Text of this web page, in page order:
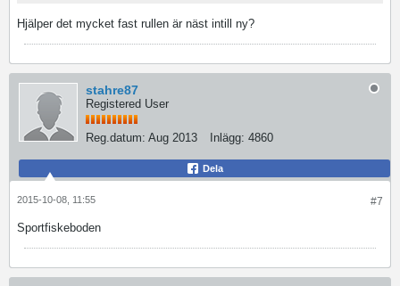
Hjälper det mycket fast rullen är näst intill ny?
stahre87
Registered User
Reg.datum: Aug 2013 Inlägg: 4860
Dela
#7
2015-10-08, 11:55
Sportfiskeboden